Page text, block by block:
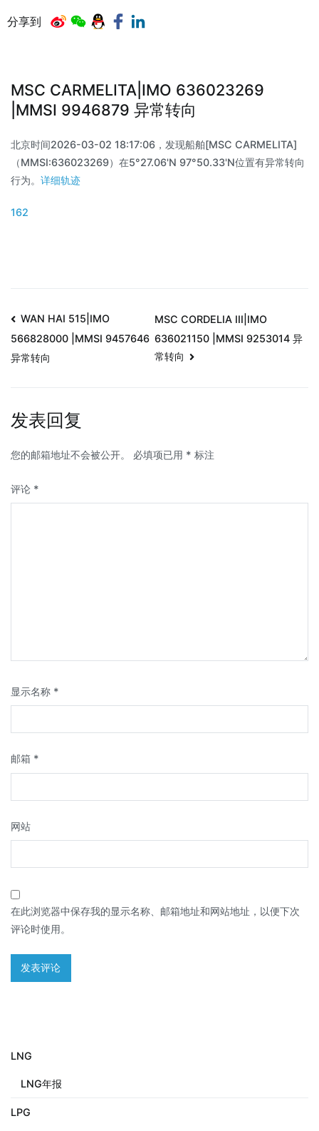
分享到
MSC CARMELITA|IMO 636023269
|MMSI 9946879 异常转向
北京时间2026-03-02 18:17:06，发现船舶[MSC CARMELITA]
（MMSI:636023269）在5°27.06'N 97°50.33'N位置有异常转向
行为。 详细轨迹
162
WAN HAI 515|IMO
566828000 |MMSI 9457646
异常转向
MSC CORDELIA III|IMO
636021150 |MMSI 9253014 异
常转向
发表回复
您的邮箱地址不会被公开。 必填项已用 * 标注
评论 *
显示名称 *
邮箱 *
网站
在此浏览器中保存我的显示名称、邮箱地址和网站地址，以便下次
评论时使用。
LNG
LNG年报
LPG